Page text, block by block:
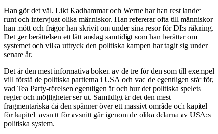
böckerna en utomordentlig bild av USA 2012. Hur det fungerar och
hur landet hamnade där det hamnade.
Mikael Törnwall, som var Dagens Industris korrespondent i landet
mellan 2007 och 2011 har den uttalade målsättningen att förklara hur
USA:s komplicerade politiska system fungerar.
Han gör det väl. Likt Kadhammar och Werne har han rest landet
runt och intervjuat olika människor. Han refererar ofta till människor
han mött och frågor han skrivit om under sina resor för DI:s räkning.
Det ger berättelsen ett lätt anslag samtidigt som han berättar om
systemet och vilka uttryck den politiska kampen har tagit sig under
senare år.